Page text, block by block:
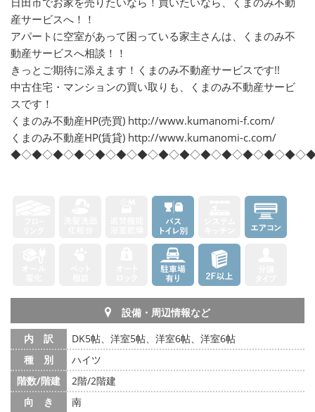
産サービスへ！！
アパートに空室があって困っている家主さんは、くまのみ不
動産サービスへ相談！！
きっとご期待に添えます！くまのみ不動産サービスです!!
中古住宅・マンションの買い取りも、くまのみ不動産サービ
スです！
くまのみ不動産HP(売買) http://www.kumanomi-f.com/
くまのみ不動産HP(賃貸) http://www.kumanomi-c.com/
設備・周辺情報など
内 訳
DK5帖、洋室5帖、洋室6帖、洋室6帖
種 別
ハイツ
階数/階建
2階/2階建
向 き
南